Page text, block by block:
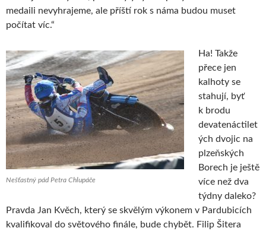
medaili nevyhrajeme, ale příští rok s náma budou muset
počítat víc.“
Nešťastný pád Petra Chlupáče
Ha! Takže
přece jen
kalhoty se
stahují, byť
k brodu
devatenáctilet
ých dvojic na
plzeňských
Borech je ještě
více než dva
týdny daleko?
Pravda Jan Kvěch, který se skvělým výkonem v Pardubicích
kvalifikoval do světového finále, bude chybět. Filip Šitera